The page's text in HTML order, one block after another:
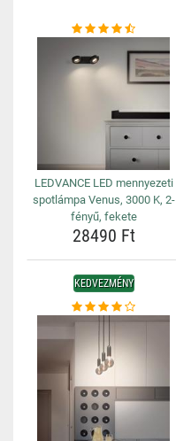
LEDVANCE LED mennyezeti
spotlámpa Venus, 3000 K, 2-
fényű, fekete
28490 Ft
KEDVEZMÉNY